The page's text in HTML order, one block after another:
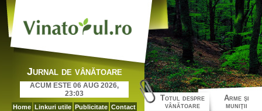
Jurnal de vânătoare
ACUM ESTE 06 AUG 2026,
23:03
Home Linkuri utile Publicitate Contact
Totul despre
vânătoare
Arme şi
muniţii